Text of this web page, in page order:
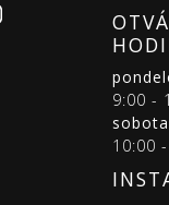
9:00 -
sobota
10:00